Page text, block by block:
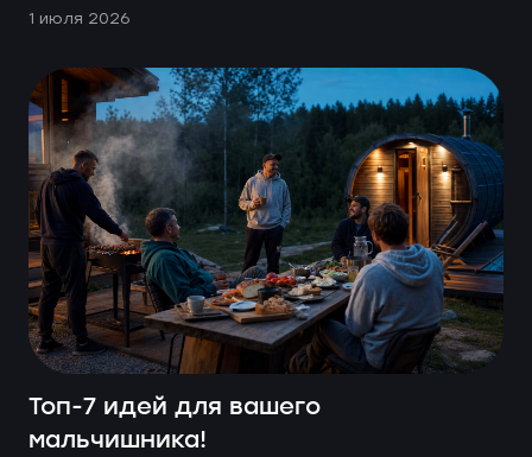
1 июля 2026
Топ-7 идей для вашего
мальчишника!